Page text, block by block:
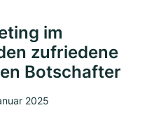
im
zufriedene
Botschafter
2025